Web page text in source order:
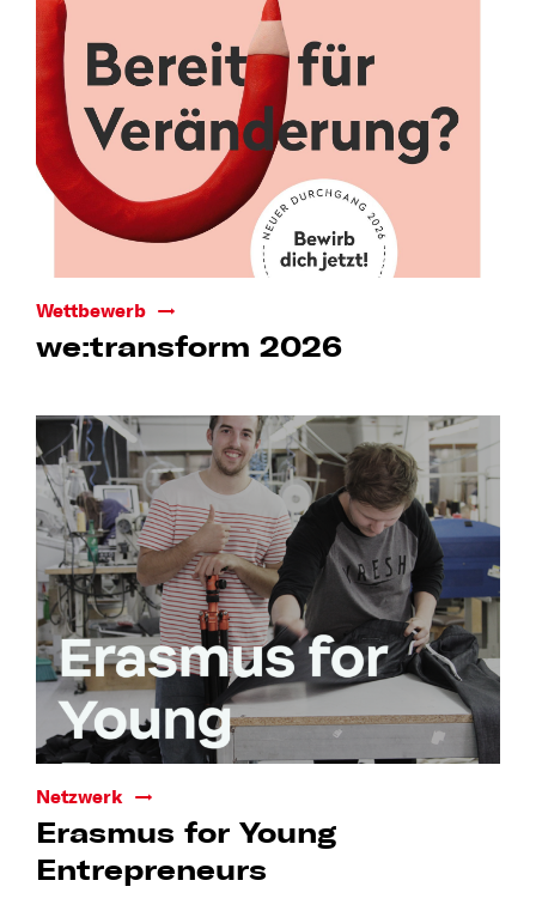
Wettbewerb
we:transform 2026
Netzwerk
Erasmus for Young
Entrepreneurs